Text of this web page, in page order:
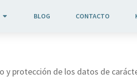
BLOG CONTACTO
protección de los datos de